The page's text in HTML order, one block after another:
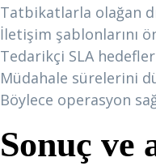
Tatbikatlarla olağan
İletişim şablonlarını
Tedarikçi SLA
Müdahale sürelerini
Böylece operasyon
Sonuç ve